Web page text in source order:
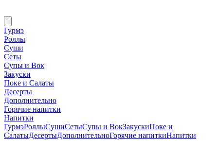
Гурмэ
Роллы
Суши
Сеты
Супы и Вок
Закуски
Поке и Салаты
Десерты
Дополнительно
Горячие напитки
Напитки
ГурмэРоллыСушиСетыСупы и ВокЗакускиПоке и
СалатыДесертыДополнительноГорячие напиткиНапитки